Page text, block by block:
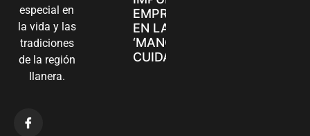
especial en
la vida y las
tradiciones
de la región
llanera.
EMPRENDIMIENTOS
EN LA FERIA
‘MANOS QUE
CUIDAN Y CREAN’